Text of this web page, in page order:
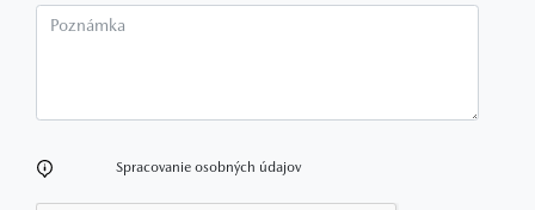
Spracovanie osobných údajov